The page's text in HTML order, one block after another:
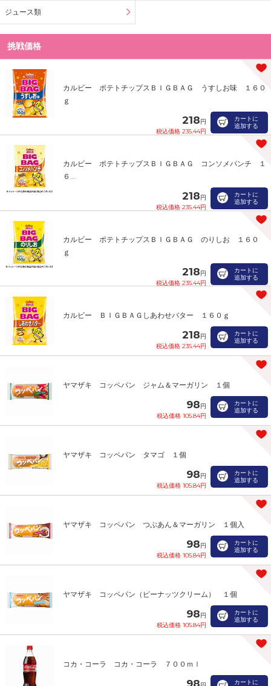
ジュース類
挑戦価格
カルビー ポテトチップスＢＩＧＢＡＧ うすしお味 １６０
ｇ
218円
税込価格 235.44円
カートに
追加する
カルビー ポテトチップスＢＩＧＢＡＧ コンソメパンチ １
６...
218円
税込価格 235.44円
カートに
追加する
カルビー ポテトチップスＢＩＧＢＡＧ のりしお １６０
ｇ
218円
税込価格 235.44円
カートに
追加する
カルビー ＢＩＧＢＡＧしあわせバター １６０ｇ
218円
税込価格 235.44円
カートに
追加する
ヤマザキ コッペパン ジャム＆マーガリン １個
98円
税込価格 105.84円
カートに
追加する
ヤマザキ コッペパン タマゴ １個
98円
税込価格 105.84円
カートに
追加する
ヤマザキ コッペパン つぶあん＆マーガリン １個入
98円
税込価格 105.84円
カートに
追加する
ヤマザキ コッペパン（ピーナッツクリーム） １個
98円
税込価格 105.84円
カートに
追加する
コカ・コーラ コカ・コーラ ７００ｍｌ
98
カートに